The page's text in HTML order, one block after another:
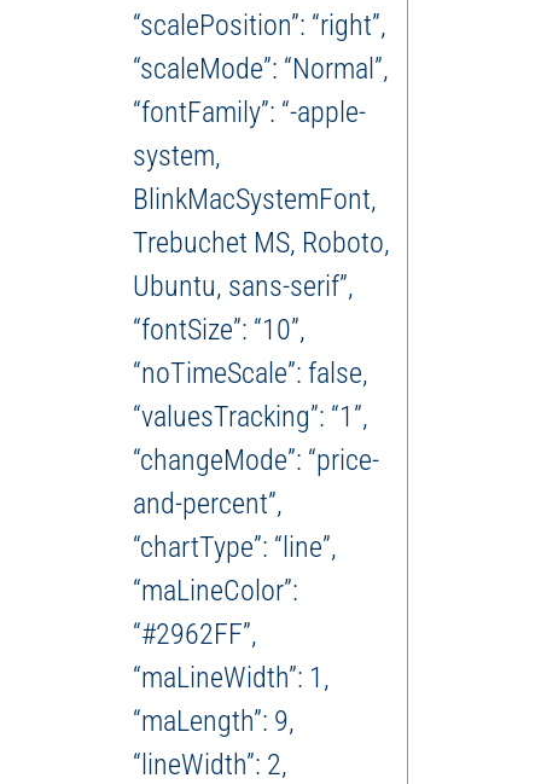
“scalePosition”: “right”,
“scaleMode”: “Normal”,
“fontFamily”: “-apple-
system,
BlinkMacSystemFont,
Trebuchet MS, Roboto,
Ubuntu, sans-serif”,
“fontSize”: “10”,
“noTimeScale”: false,
“valuesTracking”: “1”,
“changeMode”: “price-
and-percent”,
“chartType”: “line”,
“maLineColor”:
“#2962FF”,
“maLineWidth”: 1,
“maLength”: 9,
“lineWidth”: 2,